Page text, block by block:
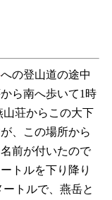
への登山道の途中
ら南へ歩いて1時
荘からこの大下
、この場所から
前が付いたので
トルを下り降り
トルで、燕岳と